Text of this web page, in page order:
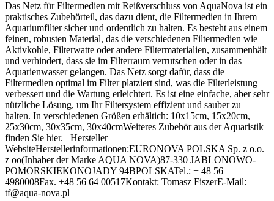
Das Netz für Filtermedien mit Reißverschluss von AquaNova ist ein
praktisches Zubehörteil, das dazu dient, die Filtermedien in Ihrem
Aquariumfilter sicher und ordentlich zu halten. Es besteht aus einem
feinen, robusten Material, das die verschiedenen Filtermedien wie
Aktivkohle, Filterwatte oder andere Filtermaterialien, zusammenhält
und verhindert, dass sie im Filterraum verrutschen oder in das
Aquarienwasser gelangen. Das Netz sorgt dafür, dass die
Filtermedien optimal im Filter platziert sind, was die Filterleistung
verbessert und die Wartung erleichtert. Es ist eine einfache, aber sehr
nützliche Lösung, um Ihr Filtersystem effizient und sauber zu
halten. In verschiedenen Größen erhältich: 10x15cm, 15x20cm,
25x30cm, 30x35cm, 30x40cmWeiteres Zubehör aus der Aquaristik
finden Sie hier. Hersteller
WebsiteHerstellerinformationen:EURONOVA POLSKA Sp. z o.o.
z oo(Inhaber der Marke AQUA NOVA)87-330 JABLONOWO-
POMORSKIEKONOJADY 94BPOLSKATel.: + 48 56
4980008Fax. +48 56 64 00517Kontakt: Tomasz FiszerE-Mail:
tf@aqua-nova.pl